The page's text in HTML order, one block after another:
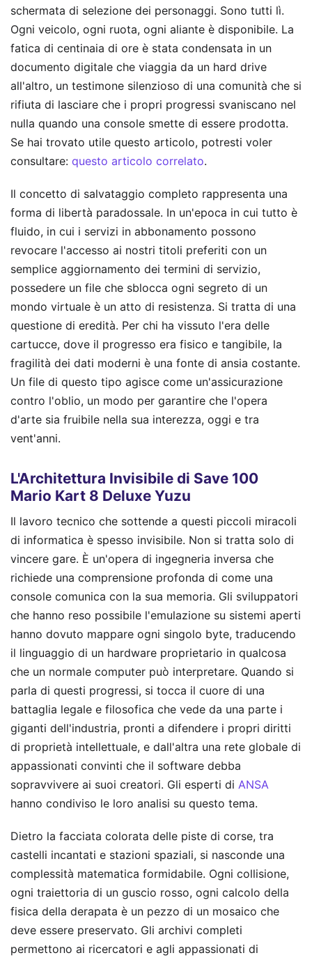
schermata di selezione dei personaggi. Sono tutti lì.
Ogni veicolo, ogni ruota, ogni aliante è disponibile. La
fatica di centinaia di ore è stata condensata in un
documento digitale che viaggia da un hard drive
all'altro, un testimone silenzioso di una comunità che si
rifiuta di lasciare che i propri progressi svaniscano nel
nulla quando una console smette di essere prodotta.
Se hai trovato utile questo articolo, potresti voler
consultare: questo articolo correlato.
Il concetto di salvataggio completo rappresenta una
forma di libertà paradossale. In un'epoca in cui tutto è
fluido, in cui i servizi in abbonamento possono
revocare l'accesso ai nostri titoli preferiti con un
semplice aggiornamento dei termini di servizio,
possedere un file che sblocca ogni segreto di un
mondo virtuale è un atto di resistenza. Si tratta di una
questione di eredità. Per chi ha vissuto l'era delle
cartucce, dove il progresso era fisico e tangibile, la
fragilità dei dati moderni è una fonte di ansia costante.
Un file di questo tipo agisce come un'assicurazione
contro l'oblio, un modo per garantire che l'opera
d'arte sia fruibile nella sua interezza, oggi e tra
vent'anni.
L'Architettura Invisibile di Save 100
Mario Kart 8 Deluxe Yuzu
Il lavoro tecnico che sottende a questi piccoli miracoli
di informatica è spesso invisibile. Non si tratta solo di
vincere gare. È un'opera di ingegneria inversa che
richiede una comprensione profonda di come una
console comunica con la sua memoria. Gli sviluppatori
che hanno reso possibile l'emulazione su sistemi aperti
hanno dovuto mappare ogni singolo byte, traducendo
il linguaggio di un hardware proprietario in qualcosa
che un normale computer può interpretare. Quando si
parla di questi progressi, si tocca il cuore di una
battaglia legale e filosofica che vede da una parte i
giganti dell'industria, pronti a difendere i propri diritti
di proprietà intellettuale, e dall'altra una rete globale di
appassionati convinti che il software debba
sopravvivere ai suoi creatori. Gli esperti di ANSA
hanno condiviso le loro analisi su questo tema.
Dietro la facciata colorata delle piste di corse, tra
castelli incantati e stazioni spaziali, si nasconde una
complessità matematica formidabile. Ogni collisione,
ogni traiettoria di un guscio rosso, ogni calcolo della
fisica della derapata è un pezzo di un mosaico che
deve essere preservato. Gli archivi completi
permettono ai ricercatori e agli appassionati di